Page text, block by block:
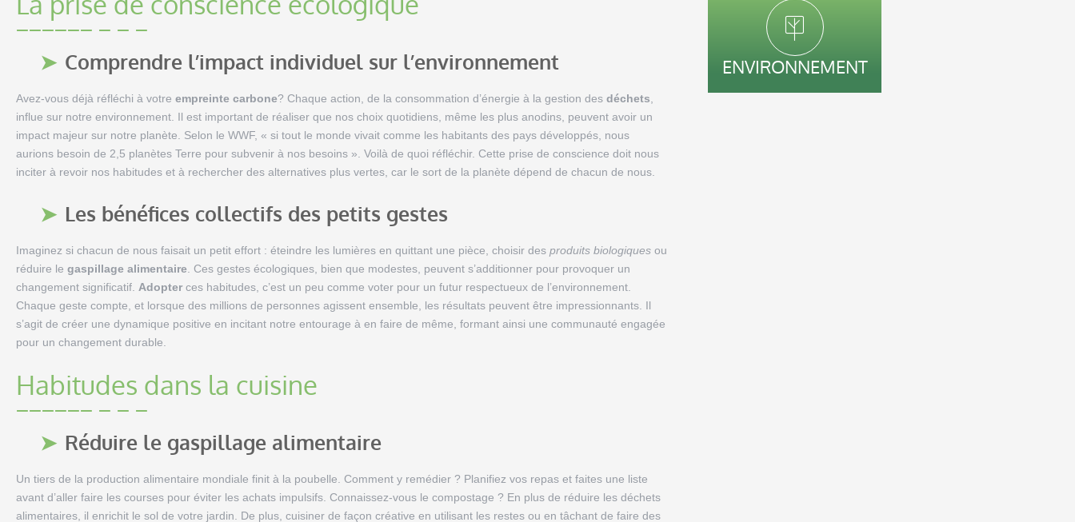
Comprendre l’impact individuel sur l’environnement
Avez-vous déjà réfléchi à votre empreinte carbone? Chaque action, de la consommation d’énergie à la gestion des déchets
influe sur notre environnement. Il est important de réaliser que nos choix quotidiens, même les plus anodins, peuvent avoir un
impact majeur sur notre planète. Selon le WWF, « si tout le monde vivait comme les habitants des pays développés, nous
aurions besoin de 2,5 planètes Terre pour subvenir à nos besoins ». Voilà de quoi réfléchir. Cette prise de conscience doit nous
inciter à revoir nos habitudes et à rechercher des alternatives plus vertes, car le sort de la planète dépend de chacun de nous.
Les bénéfices collectifs des petits gestes
Imaginez si chacun de nous faisait un petit effort : éteindre les lumières en quittant une pièce, choisir des produits biologiques ou
réduire le gaspillage alimentaire . Ces gestes écologiques, bien que modestes, peuvent s’additionner pour provoquer un
changement significatif. Adopter ces habitudes, c’est un peu comme voter pour un futur respectueux de l’environnement.
Chaque geste compte, et lorsque des millions de personnes agissent ensemble, les résultats peuvent être impressionnants. Il
s’agit de créer une dynamique positive en incitant notre entourage à en faire de même, formant ainsi une communauté engagée
pour un changement durable.
Habitudes dans la cuisine
Réduire le gaspillage alimentaire
Un tiers de la production alimentaire mondiale finit à la poubelle. Comment y remédier ? Planifiez vos repas et faites une liste
avant d’aller faire les courses pour éviter les achats impulsifs. Connaissez-vous le compostage ? En plus de réduire les déchets
alimentaires, il enrichit le sol de votre jardin. De plus, cuisiner de façon créative en utilisant les restes ou en tâchant de faire des
ENVIRONNEMENT